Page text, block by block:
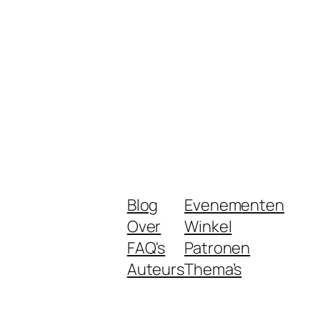
Blog
Over
FAQ's
Auteurs
Evenementen
Winkel
Patronen
Thema’s